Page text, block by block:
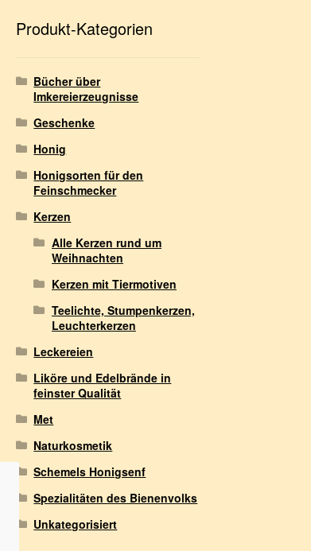
e
nProdukt-Kategorien
Bücher über
Imkereierzeugnisse
Geschenke
Honig
Honigsorten für den
Feinschmecker
Kerzen
Alle Kerzen rund um
Weihnachten
Kerzen mit Tiermotiven
Teelichte, Stumpenkerzen,
Leuchterkerzen
Leckereien
Liköre und Edelbrände in
feinster Qualität
Met
Naturkosmetik
Schemels Honigsenf
Spezialitäten des Bienenvolks
Unkategorisiert